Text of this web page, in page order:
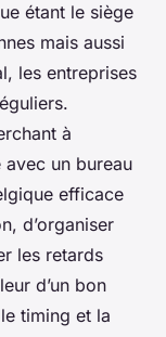
étant le siège
mais aussi
les entreprises
à
un bureau
efficace
d’organiser
les retards
d’un bon
timing et la